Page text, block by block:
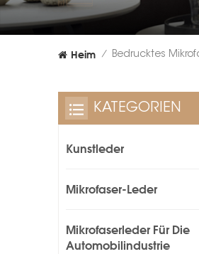
Heim / Bedrucktes
KATEGORIEN
Kunstleder
Mikrofaser-Leder
Mikrofaserleder Für Die
Automobilindustrie